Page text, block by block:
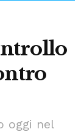
oggi nel